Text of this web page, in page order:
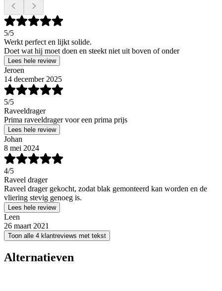
5/5
Werkt perfect en lijkt solide.
Doet wat hij moet doen en steekt niet uit boven of onder
Lees hele review
Jeroen
14 december 2025
5/5
Raveeldrager
Prima raveeldrager voor een prima prijs
Lees hele review
Johan
8 mei 2024
4/5
Raveel drager
Raveel drager gekocht, zodat blak gemonteerd kan worden en de
vliering stevig genoeg is.
Lees hele review
Leen
26 maart 2021
Toon alle 4 klantreviews met tekst
Alternatieven